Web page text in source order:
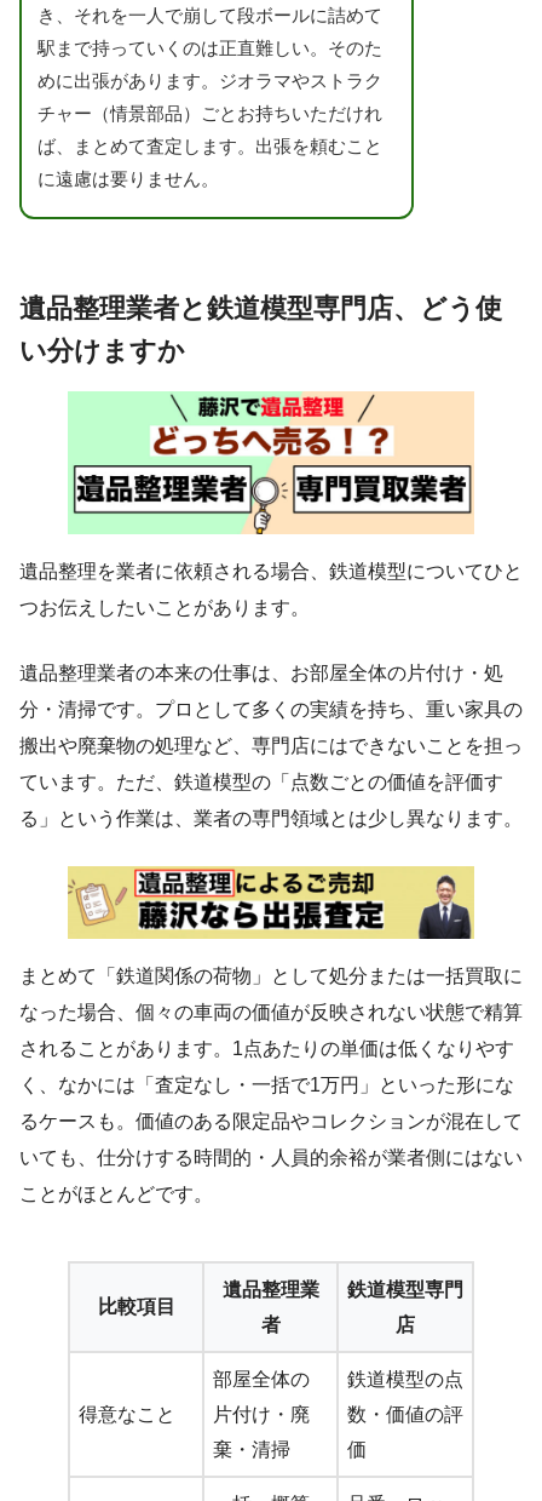
き、それを一人で崩して段ボールに詰めて
駅まで持っていくのは正直難しい。そのた
めに出張があります。ジオラマやストラク
チャー（情景部品）ごとお持ちいただけれ
ば、まとめて査定します。出張を頼むこと
に遠慮は要りません。
遺品整理業者と鉄道模型専門店、どう使
い分けますか
遺品整理を業者に依頼される場合、鉄道模型についてひと
つお伝えしたいことがあります。
遺品整理業者の本来の仕事は、お部屋全体の片付け・処
分・清掃です。プロとして多くの実績を持ち、重い家具の
搬出や廃棄物の処理など、専門店にはできないことを担っ
ています。ただ、鉄道模型の「点数ごとの価値を評価す
る」という作業は、業者の専門領域とは少し異なります。
まとめて「鉄道関係の荷物」として処分または一括買取に
なった場合、個々の車両の価値が反映されない状態で精算
されることがあります。1点あたりの単価は低くなりやす
く、なかには「査定なし・一括で1万円」といった形にな
るケースも。価値のある限定品やコレクションが混在して
いても、仕分けする時間的・人員的余裕が業者側にはない
ことがほとんどです。
比較項目
遺品整理業
者
鉄道模型専門
店
得意なこと
部屋全体の
片付け・廃
棄・清掃
鉄道模型の点
数・価値の評
価